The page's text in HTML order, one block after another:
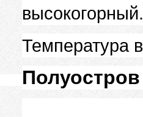
высокогорный.
Температура